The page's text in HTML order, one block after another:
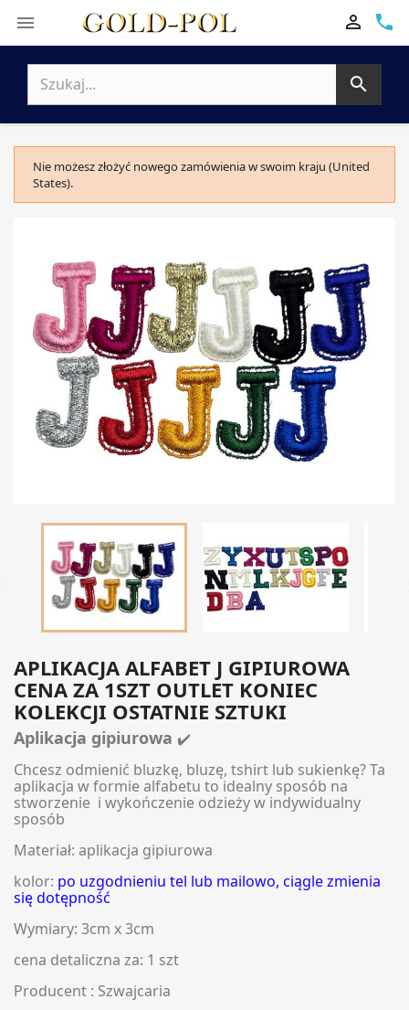
 phone


Nie możesz złożyć nowego zamówienia w swoim kraju (United
States).
APLIKACJA ALFABET J GIPIUROWA
CENA ZA 1SZT OUTLET KONIEC
KOLEKCJI OSTATNIE SZTUKI
Aplikacja gipiurowa ✔️
Chcesz odmienić bluzkę, bluzę, tshirt lub sukienkę? Ta
aplikacja w formie alfabetu to idealny sposób na
stworzenie i wykończenie odzieży w indywidualny
sposób
Materiał: aplikacja gipiurowa
kolor: po uzgodnieniu tel lub mailowo, ciągle zmienia
się dotępność
Wymiary: 3cm x 3cm
cena detaliczna za: 1 szt
Producent : Szwajcaria